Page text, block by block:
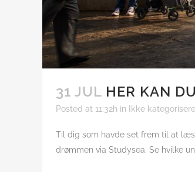
31 JUL HER KAN
Posted at 11:32h in Ikke
Til dig som havde set frem til at
drømmen via Studysea. Se hvilke